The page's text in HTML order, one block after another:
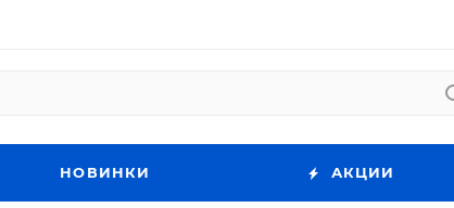
НОВИНКИ АКЦИИ